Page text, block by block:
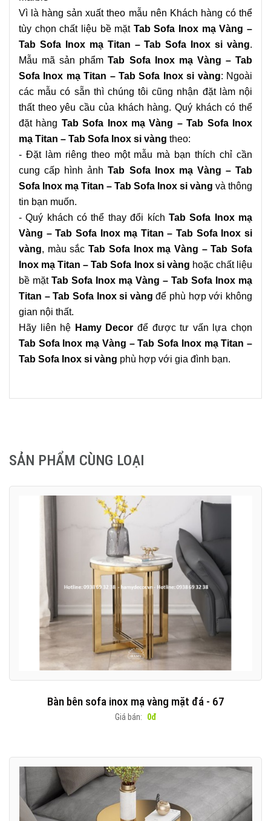
Vì là hàng sản xuất theo mẫu nên Khách hàng có thể
tùy chọn chất liệu bề mặt Tab Sofa Inox mạ Vàng –
Tab Sofa Inox mạ Titan – Tab Sofa Inox si vàng.
Mẫu mã sản phẩmTab Sofa Inox mạ Vàng – Tab
Sofa Inox mạ Titan – Tab Sofa Inox si vàng: Ngoài
các mẫu có sẵn thì chúng tôi cũng nhận đặt làm nội
thất theo yêu cầu của khách hàng. Quý khách có thể
đặt hàng Tab Sofa Inox mạ Vàng – Tab Sofa Inox
mạ Titan – Tab Sofa Inox si vàng theo:
- Đặt làm riêng theo một mẫu mà bạn thích chỉ cần
cung cấp hình ảnhTab Sofa Inox mạ Vàng – Tab
Sofa Inox mạ Titan – Tab Sofa Inox si vàng và thông
tin bạn muốn.
- Quý khách có thể thay đổi kích Tab Sofa Inox mạ
Vàng – Tab Sofa Inox mạ Titan – Tab Sofa Inox si
vàng, màu sắcTab Sofa Inox mạ Vàng – Tab Sofa
Inox mạ Titan – Tab Sofa Inox si vàng hoặc chất liệu
bề mặt Tab Sofa Inox mạ Vàng – Tab Sofa Inox mạ
Titan – Tab Sofa Inox si vàng để phù hợp với không
gian nội thất.
Hãy liên hệ Hamy Decor để được tư vấn lựa chọn
Tab Sofa Inox mạ Vàng – Tab Sofa Inox mạ Titan –
Tab Sofa Inox si vàng phù hợp với gia đình bạn.
SẢN PHẨM CÙNG LOẠI
Bàn bên sofa inox mạ vàng mặt đá - 67
Giá bán: 0đ